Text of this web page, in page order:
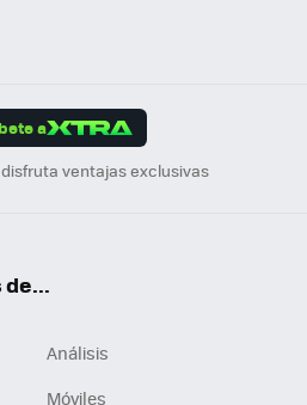
a
ventajas exclusivas
Análisis
Móviles